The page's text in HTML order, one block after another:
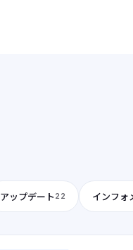
アップデート 22 インフォ